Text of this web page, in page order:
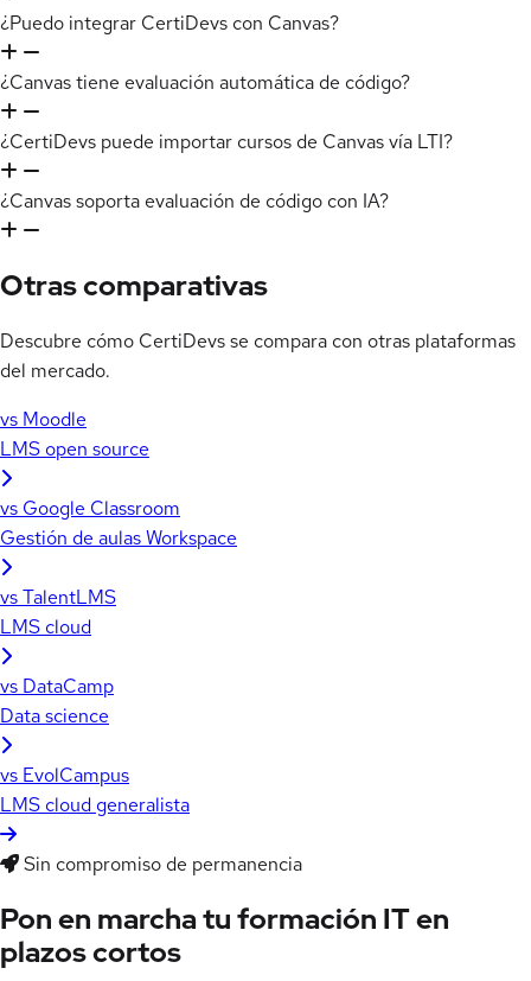
¿Puedo integrar CertiDevs con Canvas?
¿Canvas tiene evaluación automática de código?
¿CertiDevs puede importar cursos de Canvas vía LTI?
¿Canvas soporta evaluación de código con IA?
Otras comparativas
Descubre cómo CertiDevs se compara con otras plataformas
del mercado.
vs Moodle
LMS open source
vs Google Classroom
Gestión de aulas Workspace
vs TalentLMS
LMS cloud
vs DataCamp
Data science
vs EvolCampus
LMS cloud generalista
Sin compromiso de permanencia
Pon en marcha tu formación IT en
plazos cortos